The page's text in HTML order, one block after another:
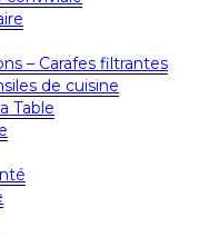
– Carafes filtrantes
de cuisine
Table